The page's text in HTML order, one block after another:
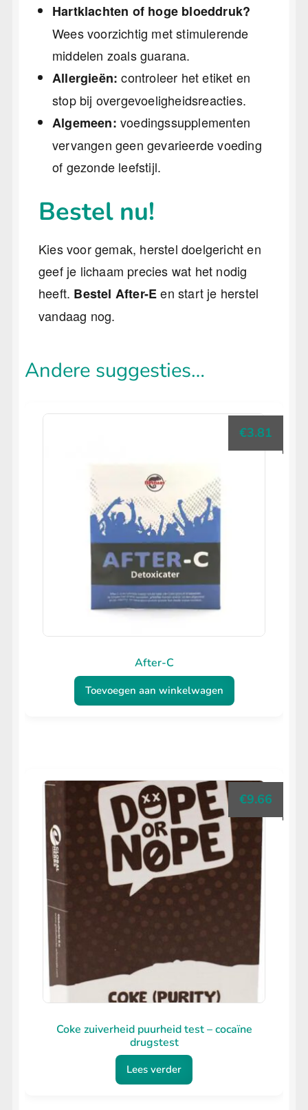
Hartklachten of hoge bloeddruk?
Wees voorzichtig met stimulerende
middelen zoals guarana.
Allergieën: controleer het etiket en
stop bij overgevoeligheidsreacties.
Algemeen: voedingssupplementen
vervangen geen gevarieerde voeding
of gezonde leefstijl.
Bestel nu!
Kies voor gemak, herstel doelgericht en
geef je lichaam precies wat het nodig
heeft. Bestel After-Een start je herstel
vandaag nog.
Andere suggesties…
After-C
€3.81
Toevoegen aan winkelwagen
Coke zuiverheid puurheid test – cocaïne
drugstest
€9.66
Lees verder